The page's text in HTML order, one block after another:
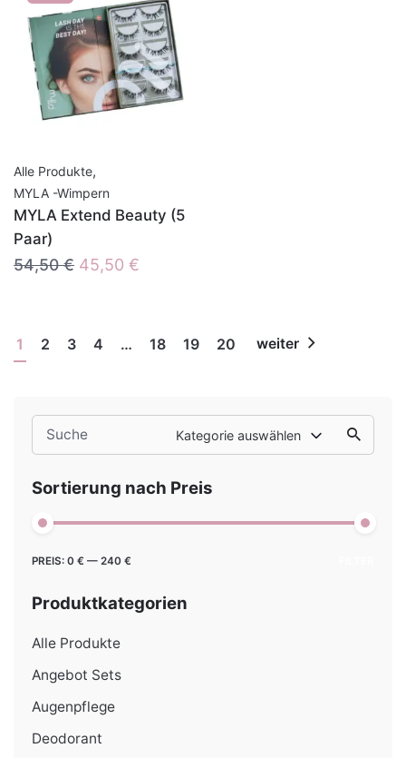
Search
for
Kategorie auswählen
Sortierung nach Preis
Min.
Max.
PREIS: 0 € — 240 €
Produktkategorien
Alle Produkte
Angebot Sets
Augenpflege
Deodorant
Alle Produkte,
MYLA -Wimpern
MYLA Extend Beauty (5
Paar)
54,50€ Ursprünglicher
54,50 €
45,50 €
45,50 €.
1 2 3 4 … 18 19 20 weiter